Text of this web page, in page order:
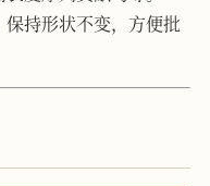
保持形状不变，方便批